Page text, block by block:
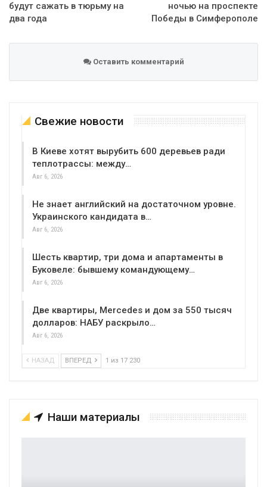
будут сажать в тюрьму на
два года
ночью на проспекте
Победы в Симферополе
Оставить комментарий
Свежие новости
В Киеве хотят вырубить 600 деревьев ради
теплотрассы: между…
Авг 6, 2026
Не знает английский на достаточном уровне.
Украинского кандидата в…
Авг 6, 2026
Шесть квартир, три дома и апартаменты в
Буковеле: бывшему командующему…
Авг 6, 2026
Две квартиры, Mercedes и дом за 550 тысяч
долларов: НАБУ раскрыло…
Авг 6, 2026
НАЗАД ВПЕРЕД 1 из 17 230
Наши материалы